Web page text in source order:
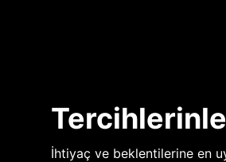
İhtiyaç ve beklentilerine en